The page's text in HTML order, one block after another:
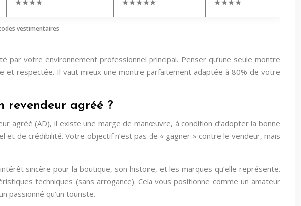
vestimentaires
★★★★ ★★★★★ ★★★★
votre environnement professionnel principal. Penser qu’une seule montre
et respectée. Il vaut mieux une montre parfaitement adaptée à 80% de votre
revendeur agréé ?
agréé (AD), il existe une marge de manœuvre, à condition d’adopter la bonne
et de crédibilité. Votre objectif n’est pas de « gagner » contre le vendeur, mais
sincère pour la boutique, son histoire, et les marques qu’elle représente.
techniques (sans arrogance). Cela vous positionne comme un amateur
passionné qu’un touriste.